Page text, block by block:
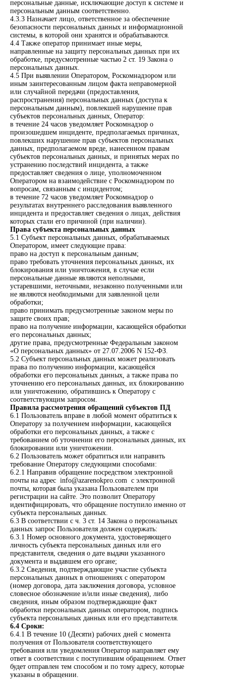
персональные данные, исключающие доступ к системе и
персональным данным соответственно.
4.3.3 Назначает лицо, ответственное за обеспечение
безопасности персональных данных и информационной
системы, в которой они хранятся и обрабатываются.
4.4 Также оператор принимает иные меры,
направленные на защиту персональных данных при их
обработке, предусмотренные частью 2 ст. 19 Закона о
персональных данных.
4.5 При выявлении Оператором, Роскомнадзором или
иным заинтересованным лицом факта неправомерной
или случайной передачи (предоставления,
распространения) персональных данных (доступа к
персональным данным), повлекшей нарушение прав
субъектов персональных данных, Оператор:
в течение 24 часов уведомляет Роскомнадзор о
произошедшем инциденте, предполагаемых причинах,
повлекших нарушение прав субъектов персональных
данных, предполагаемом вреде, нанесенном правам
субъектов персональных данных, и принятых мерах по
устранению последствий инцидента, а также
предоставляет сведения о лице, уполномоченном
Оператором на взаимодействие с Роскомнадзором по
вопросам, связанным с инцидентом;
в течение 72 часов уведомляет Роскомнадзор о
результатах внутреннего расследования выявленного
инцидента и предоставляет сведения о лицах, действия
которых стали его причиной (при наличии).
Права субъекта персональных данных
5.1 Субъект персональных данных, обрабатываемых
Оператором, имеет следующие права:
право на доступ к персональным данным;
право требовать уточнения персональных данных, их
блокирования или уничтожения, в случае если
персональные данные являются неполными,
устаревшими, неточными, незаконно полученными или
не являются необходимыми для заявленной цели
обработки;
право принимать предусмотренные законом меры по
защите своих прав;
право на получение информации, касающейся обработки
его персональных данных;
другие права, предусмотренные Федеральным законом
«О персональных данных» от 27.07.2006 N 152-ФЗ.
5.2 Субъект персональных данных может реализовать
права по получению информации, касающейся
обработки его персональных данных, а также права по
уточнению его персональных данных, их блокированию
или уничтожению, обратившись к Оператору с
соответствующим запросом.
Правила рассмотрения обращений субъектов ПД
6.1 Пользователь вправе в любой момент обратиться к
Оператору за получением информации, касающейся
обработки его персональных данных, а также с
требованием об уточнении его персональных данных, их
блокировании или уничтожении.
6.2 Пользователь может обратиться или направить
требование Оператору следующими способами:
6.2.1 Направив обращение посредством электронной
почты на адрес info@azarenokpro.com с электронной
почты, которая была указана Пользователем при
регистрации на сайте. Это позволит Оператору
идентифицировать, что обращение поступило именно от
субъекта персональных данных.
6.3 В соответствии с ч. 3 ст. 14 Закона о персональных
данных запрос Пользователя должен содержать:
6.3.1 Номер основного документа, удостоверяющего
личность субъекта персональных данных или его
представителя, сведения о дате выдачи указанного
документа и выдавшем его органе;
6.3.2 Сведения, подтверждающие участие субъекта
персональных данных в отношениях с оператором
(номер договора, дата заключения договора, условное
словесное обозначение и/или иные сведения), либо
сведения, иным образом подтверждающие факт
обработки персональных данных оператором, подпись
субъекта персональных данных или его представителя.
6.4 Сроки:
6.4.1 В течение 10 (Десяти) рабочих дней с момента
получения от Пользователя соответствующего
требования или уведомления Оператор направляет ему
ответ в соответствии с поступившим обращением. Ответ
будет отправлен тем способом и по тому адресу, которые
указаны в обращении.